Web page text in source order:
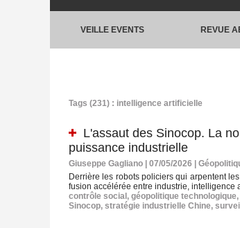
VEILLE EVENTS REVUE
Tags (231) : intelligence artificielle
L'assaut des Sinocop. La
puissance industrielle
Giuseppe Gagliano | 07/05/2026
Derrière les robots policiers qui arpentent
fusion accélérée entre industrie, intelligence
contrôle social , géopolitique technologique,
Sinocop, stratégie industrielle Chine,